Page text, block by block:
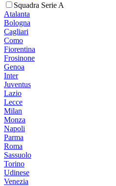
Squadra Serie A
Atalanta
Bologna
Cagliari
Como
Fiorentina
Frosinone
Genoa
Inter
Juventus
Lazio
Lecce
Milan
Monza
Napoli
Parma
Roma
Sassuolo
Torino
Udinese
Venezia